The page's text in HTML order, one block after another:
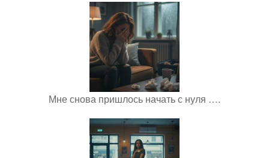
Мне снова пришлось начать с нуля ….